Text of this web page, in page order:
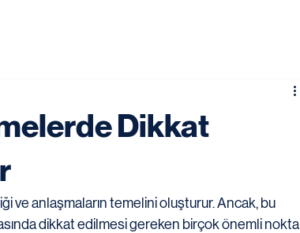
Dikkat
ve anlaşmaların temelini oluşturur. Ancak, bu
dikkat edilmesi gereken birçok önemli nokta